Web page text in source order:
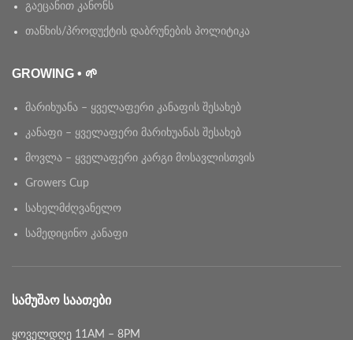
გაეცანით კანონს
თანხის/პროდუქტის დაბრუნების პოლიტიკა
GROWING • 🌱
მარიხუანა – ყველაფერი კანაფის შესახებ
კანაფი – ყველაფერი მარიხუანას შესახებ
მოვლა – ყველაფერი კარგი მოსავლისთვის
Growers Cup
სახელმძღვანელო
სამედიცინო კანაფი
ᲡᲐᲛᲣᲨᲐᲝ ᲡᲐᲐᲗᲔᲑᲘ
ყოველდღე 11AM – 8PM